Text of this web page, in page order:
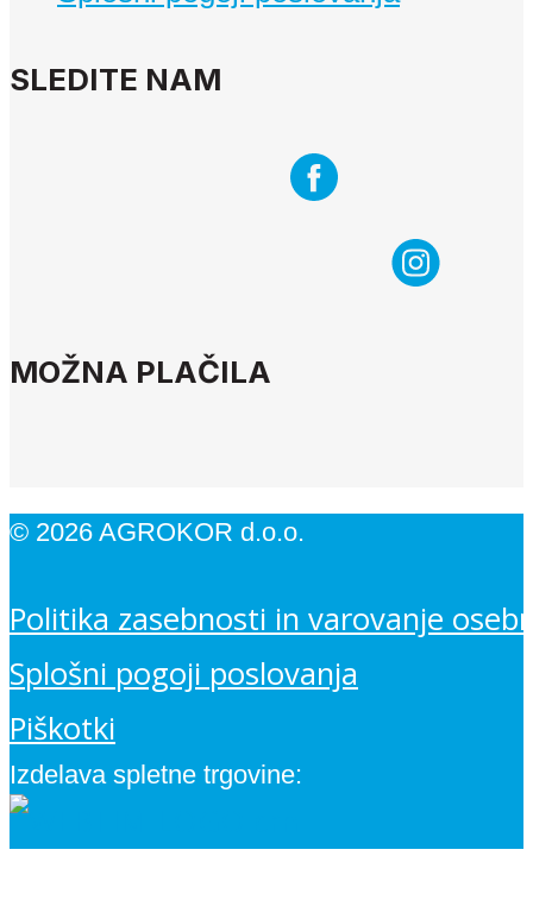
SLEDITE NAM
MOŽNA PLAČILA
© 2026 AGROKOR d.o.o.
Politika zasebnosti in varovanje
Splošni pogoji poslovanja
Piškotki
Izdelava spletne trgovine: